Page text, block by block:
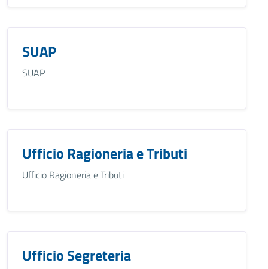
SUAP
SUAP
Ufficio Ragioneria e Tributi
Ufficio Ragioneria e Tributi
Ufficio Segreteria